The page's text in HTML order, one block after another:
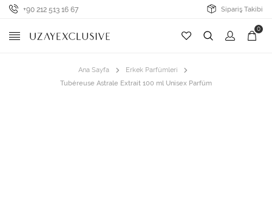
+90 212 513 16 67 Sipariş Takibi
0
Ana Sayfa
Erkek Parfümleri
Tubéreuse Astrale Extrait 100 ml Unisex Parfüm